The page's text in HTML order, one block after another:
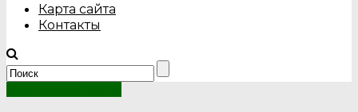
Карта сайта
Контакты